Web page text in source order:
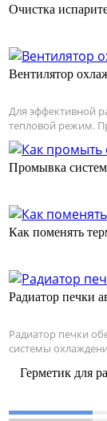
Очистка
Вентилятор
Для эффективной
тепловой режим.
Промывка
Как поменять
Радиатор печки
Радиатор печки
системы
Герметик для